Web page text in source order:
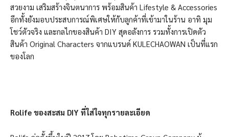
สวยงาม เสริมสร้างจินตนาการ พร้อมสินค้า Lifestyle & Accessories
อีกทั้งยังมอบประสบการณ์พิเศษให้กับลูกค้าที่เข้ามาในร้าน อาทิ มุม
โชว์ตัวจริง และกลไกของสินค้า DIY สุดอลังการ รวมทั้งการเปิดตัว
สินค้า Original Characters จากแบรนด์ KULECHAOWAN เป็นที่แรก
ของโลก
Rolife ของสะสม DIY ที่ใส่ใจทุกรายละเอียด